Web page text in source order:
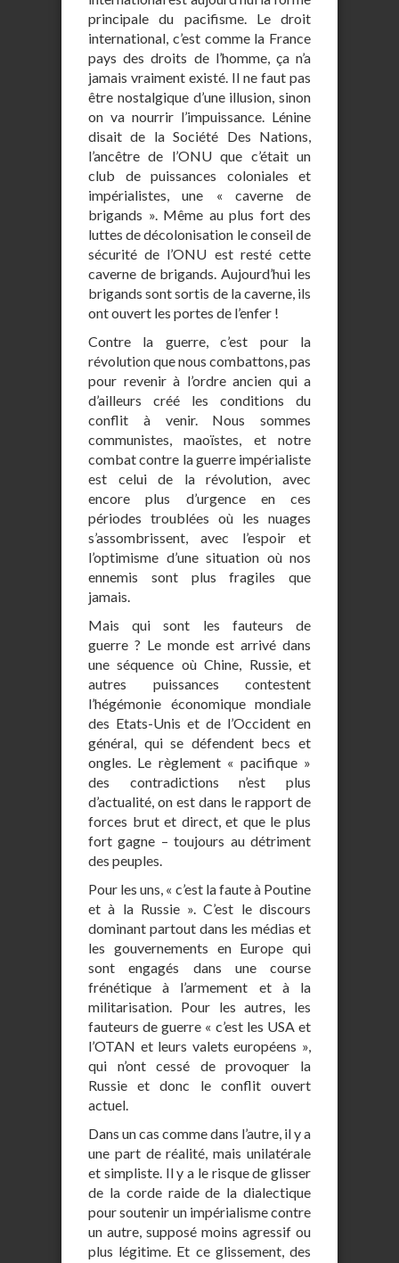
principale du pacifisme. Le droit
international, c’est comme la France
pays des droits de l’homme, ça n’a
jamais vraiment existé. Il ne faut pas
être nostalgique d’une illusion, sinon
on va nourrir l’impuissance. Lénine
disait de la Société Des Nations,
l’ancêtre de l’ONU que c’était un
club de puissances coloniales et
impérialistes, une « caverne de
brigands ». Même au plus fort des
luttes de décolonisation le conseil de
sécurité de l’ONU est resté cette
caverne de brigands. Aujourd’hui les
brigands sont sortis de la caverne, ils
ont ouvert les portes de l’enfer !
Contre la guerre, c’est pour la
révolution que nous combattons, pas
pour revenir à l’ordre ancien qui a
d’ailleurs créé les conditions du
conflit à venir. Nous sommes
communistes, maoïstes, et notre
combat contre la guerre impérialiste
est celui de la révolution, avec
encore plus d’urgence en ces
périodes troublées où les nuages
s’assombrissent, avec l’espoir et
l’optimisme d’une situation où nos
ennemis sont plus fragiles que
jamais.
Mais qui sont les fauteurs de
guerre ? Le monde est arrivé dans
une séquence où Chine, Russie, et
autres puissances contestent
l’hégémonie économique mondiale
des Etats-Unis et de l’Occident en
général, qui se défendent becs et
ongles. Le règlement « pacifique »
des contradictions n’est plus
d’actualité, on est dans le rapport de
forces brut et direct, et que le plus
fort gagne – toujours au détriment
des peuples.
Pour les uns, « c’est la faute à Poutine
et à la Russie ». C’est le discours
dominant partout dans les médias et
les gouvernements en Europe qui
sont engagés dans une course
frénétique à l’armement et à la
militarisation. Pour les autres, les
fauteurs de guerre « c’est les USA et
l’OTAN et leurs valets européens »,
qui n’ont cessé de provoquer la
Russie et donc le conflit ouvert
actuel.
Dans un cas comme dans l’autre, il y a
une part de réalité, mais unilatérale
et simpliste. Il y a le risque de glisser
de la corde raide de la dialectique
pour soutenir un impérialisme contre
un autre, supposé moins agressif ou
plus légitime. Et ce glissement, des